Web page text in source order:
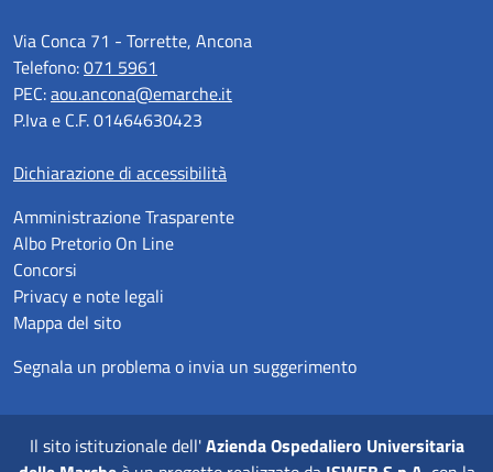
Via Conca 71 - Torrette, Ancona
Telefono:071 5961
PEC:aou.ancona@emarche.it
P.Iva e C.F. 01464630423
Dichiarazione di accessibilità
Amministrazione Trasparente
Albo Pretorio On Line
Concorsi
Privacy e note legali
Mappa del sito
Segnala un problema o invia un suggerimento
Il sito istituzionale dell'Azienda Ospedaliero Universitaria